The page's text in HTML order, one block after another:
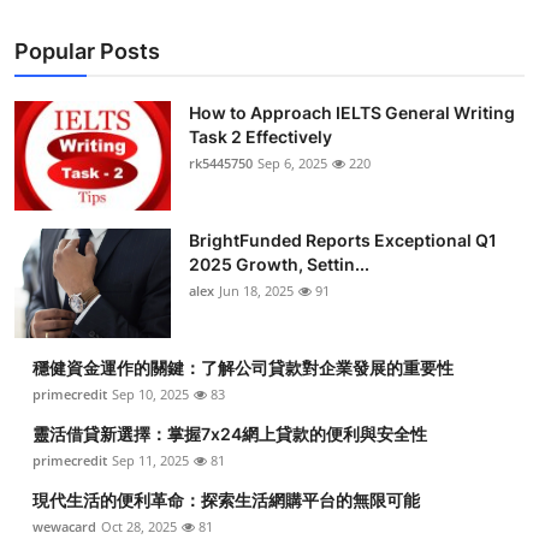
Popular Posts
How to Approach IELTS General Writing
Task 2 Effectively
rk5445750 Sep 6, 2025 220
BrightFunded Reports Exceptional Q1
2025 Growth, Settin...
alex Jun 18, 2025 91
穩健資金運作的關鍵：了解公司貸款對企業發展的重要性
primecredit Sep 10, 2025 83
靈活借貸新選擇：掌握7x24網上貸款的便利與安全性
primecredit Sep 11, 2025 81
現代生活的便利革命：探索生活網購平台的無限可能
wewacard Oct 28, 2025 81